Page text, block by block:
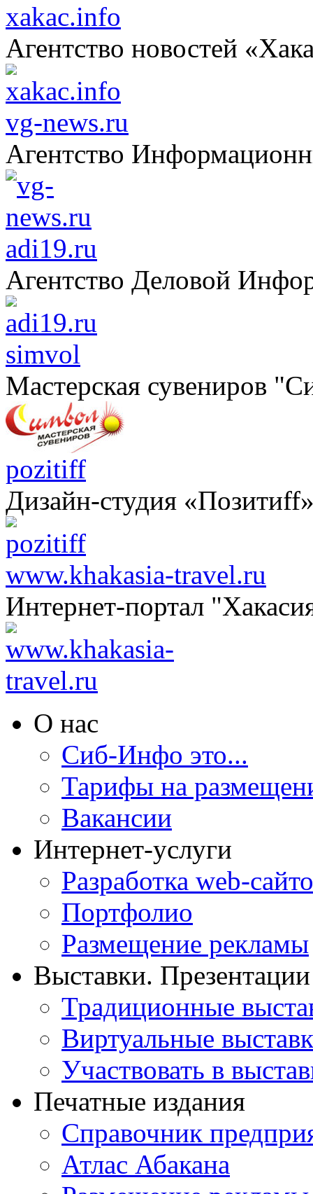
xakac.info
Агентство новостей
vg-news.ru
Агентство
adi19.ru
Агентство Деловой
simvol
Мастерская сувениров
pozitiff
Дизайн-студия
www.khakasia-travel.ru
Интернет-портал
О нас
Сиб-Инфо это...
Тарифы на
Вакансии
Интернет-услуги
Разработка web-
Портфолио
Размещение рекламы
Выставки. Презентации
Традиционные
Виртуальные
Участвовать в
Печатные издания
Справочник
Атлас Абакана